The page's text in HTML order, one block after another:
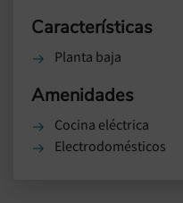
Características
Planta baja
Amenidades
Cocina eléctrica
Electrodomésticos